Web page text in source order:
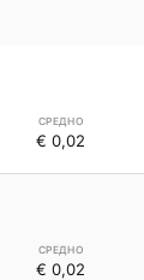
€ 0,02
€ 0,02